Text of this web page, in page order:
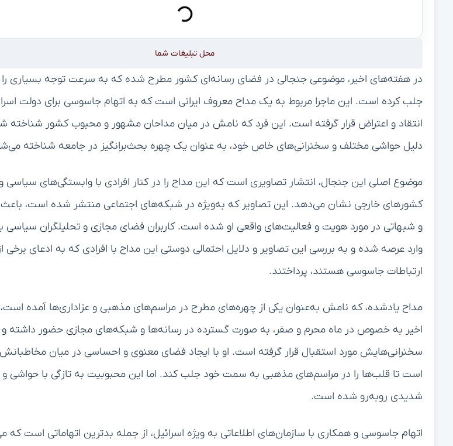
محل تبلیغات شما
در هفته‌های اخیر، موضوعی جنجالی در فضای رسانه‌ای کشور مطرح شده که به سرعت توجه بسیاری
جلب کرده است. این ماجرا مربوط به یک مداح معروف ایرانی است که به اتهام جاسوسی برای دولت
انتقاد و اعتراض قرار گرفته است. این فرد که نامش در میان مداحان مشهور و محبوب کشور شناخته
دلیل حواشی مختلف و سخنرانی‌های خاص خود، به عنوان یک چهره بحث‌برانگیز در جامعه شناخته
موضوع اصلی این جنجال، انتشار تصاویری است که این مداح را در کنار افرادی با وابستگی‌های سیاسی و
کشورهای خارجی نشان می‌دهد. این تصاویر که به‌ویژه در شبکه‌های اجتماعی منتشر شده است، باعث
و شبهاتی در مورد هویت و فعالیت‌های واقعی او شده است. کاربران فضای مجازی و تحلیلگران
وارد عرصه شده و به بررسی این تصاویر و دلایل احتمالی دوستی این مداح با افرادی که به ادعای برخی از
ارتباطات جاسوسی هستند، پرداختند.
مداح یادشده، که نامش به‌عنوان یکی از چهره‌های مطرح در مراسم‌های مذهبی و عزاداری‌ها آمده
اخیر به خصوص در ماه محرم و صفر، به صورت گسترده در رسانه‌ها و شبکه‌های مجازی حضور داشته و
سخنرانی‌هایش مورد استقبال قرار گرفته است. او با ایجاد فضای معنوی و احساسی در میان
است تا قلب‌ها را در مراسم‌های مذهبی به سمت خود جلب کند. اما این محبوبیت به تازگی با حواشی و
شدیدی روبه‌رو شده است.
اتهام جاسوسی و همکاری با سازمان‌های اطلاعاتی به ویژه اسرائیل، از جمله بدترین اتهاماتی است که